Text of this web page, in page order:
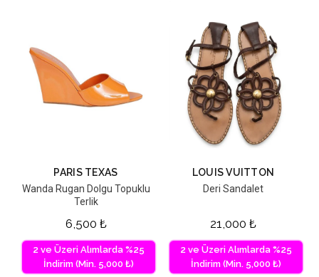
PARIS TEXAS
Wanda Rugan Dolgu Topuklu
Terlik
6,500 ₺
2 ve Üzeri Alımlarda %25
İndirim (Min. 5,000 ₺)
LOUIS VUITTON
Deri Sandalet
21,000 ₺
2 ve Üzeri Alımlarda %25
İndirim (Min. 5,000 ₺)